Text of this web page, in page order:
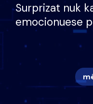
Surprizat nuk
emocionuese
nëna dhe
nuk i mban